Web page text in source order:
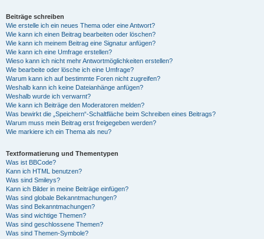
Beiträge schreiben
Wie erstelle ich ein neues Thema oder eine Antwort?
Wie kann ich einen Beitrag bearbeiten oder löschen?
Wie kann ich meinem Beitrag eine Signatur anfügen?
Wie kann ich eine Umfrage erstellen?
Wieso kann ich nicht mehr Antwortmöglichkeiten erstellen?
Wie bearbeite oder lösche ich eine Umfrage?
Warum kann ich auf bestimmte Foren nicht zugreifen?
Weshalb kann ich keine Dateianhänge anfügen?
Weshalb wurde ich verwarnt?
Wie kann ich Beiträge den Moderatoren melden?
Was bewirkt die „Speichern“-Schaltfläche beim Schreiben eines Beitrags?
Warum muss mein Beitrag erst freigegeben werden?
Wie markiere ich ein Thema als neu?
Textformatierung und Thementypen
Was ist BBCode?
Kann ich HTML benutzen?
Was sind Smileys?
Kann ich Bilder in meine Beiträge einfügen?
Was sind globale Bekanntmachungen?
Was sind Bekanntmachungen?
Was sind wichtige Themen?
Was sind geschlossene Themen?
Was sind Themen-Symbole?